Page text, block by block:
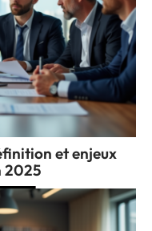
et enjeux
2025